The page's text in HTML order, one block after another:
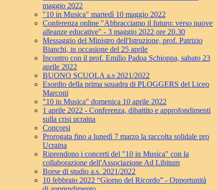
maggio 2022
"10 in Musica" martedì 10 maggio 2022
Conferenza online "Abbracciamo il futuro: verso nuove
alleanze educative" - 3 maggio 2022 ore 20.30
Messaggio del Ministro dell'Istruzione, prof. Patrizio
Bianchi, in occasione del 25 aprile
Incontro con il prof. Emilio Padoa Schioppa, sabato 23
aprile 2022
BUONO SCUOLA a.s 2021/2022
Esordio della prima squadra di PLOGGERS del Liceo
Marconi
"10 in Musica" domenica 10 aprile 2022
1 aprile 2022 - Conferenza, dibattito e approfondimenti
sulla crisi ucraina
Concorsi
Prorogata fino a lunedì 7 marzo la raccolta solidale pro
Ucraina
Riprendono i concerti del "10 in Musica" con la
collaborazione dell'Associazione Ad Libitum
Borse di studio a.s. 2021/2022
10 febbraio 2022 “Giorno del Ricordo” - Opportunità